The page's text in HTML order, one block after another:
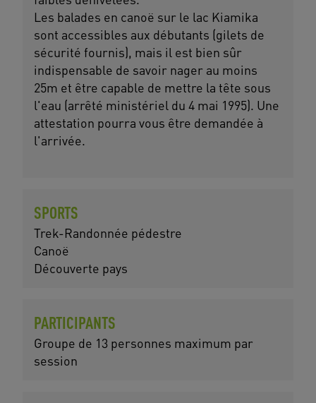
Les balades en canoë sur le lac Kiamika
sont accessibles aux débutants (gilets de
sécurité fournis), mais il est bien sûr
indispensable de savoir nager au moins
25m et être capable de mettre la tête sous
l'eau (arrêté ministériel du 4 mai 1995). Une
attestation pourra vous être demandée à
l'arrivée.
SPORTS
Trek-Randonnée pédestre
Canoë
Découverte pays
PARTICIPANTS
Groupe de 13 personnes maximum par
session